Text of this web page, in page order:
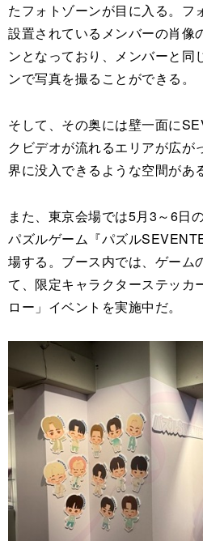
たフォトゾーンが目に入る。フ
設置されているメンバーの肖像
ンとなっており、メンバーと同
ンで写真を撮ることができる。
そして、その奥には壁一面に
クビデオが流れるエリアが広が
界に没入できるような空間があ
また、東京会場では5月3～6日
パズルゲーム『パズル
場する。ブース内では、ゲーム
て、限定キャラクターステッカ
ロー」イベントを実施中だ。